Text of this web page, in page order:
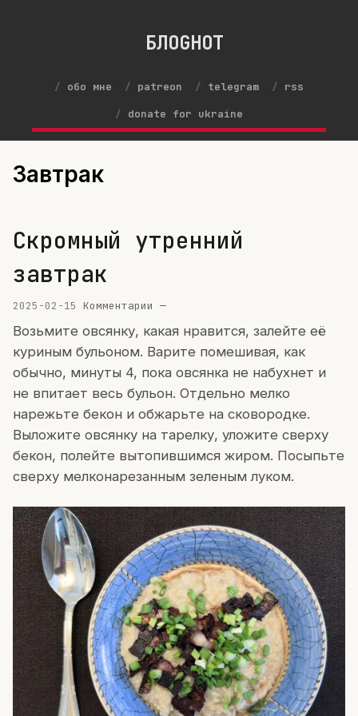
БЛОGНОТ
обо мне patreon telegram
rss
donate for ukraine
Завтрак
Скромный утренний
завтрак
2025-02-15 Комментарии —
Возьмите овсянку, какая нравится, залейте её
куриным бульоном. Варите помешивая, как
обычно, минуты 4, пока овсянка не набухнет и
не впитает весь бульон. Отдельно мелко
нарежьте бекон и обжарьте на сковородке.
Выложите овсянку на тарелку, уложите сверху
бекон, полейте вытопившимся жиром. Посыпьте
сверху мелконарезанным зеленым луком.